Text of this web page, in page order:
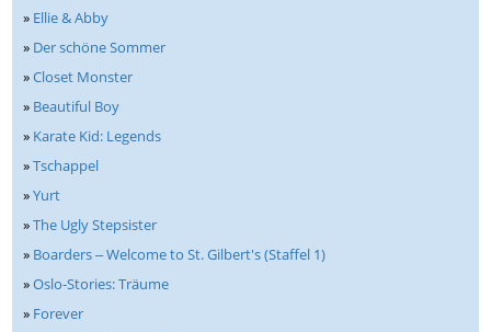
» Ellie & Abby
» Der schöne Sommer
»Closet Monster
» Beautiful Boy
» Karate Kid: Legends
»Tschappel
»Yurt
»The Ugly Stepsister
» Boarders ‒ Welcome to St. Gilbert's (Staffel 1)
»Oslo-Stories: Träume
» Forever